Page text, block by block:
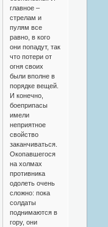
главное –
стрелам и
пулям все
равно, в кого
они попадут, так
что потери от
огня своих
были вполне в
порядке вещей.
И конечно,
боеприпасы
имели
неприятное
свойство
заканчиваться.
Окопавшегося
на холмах
противника
одолеть очень
сложно: пока
солдаты
поднимаются в
гору, они